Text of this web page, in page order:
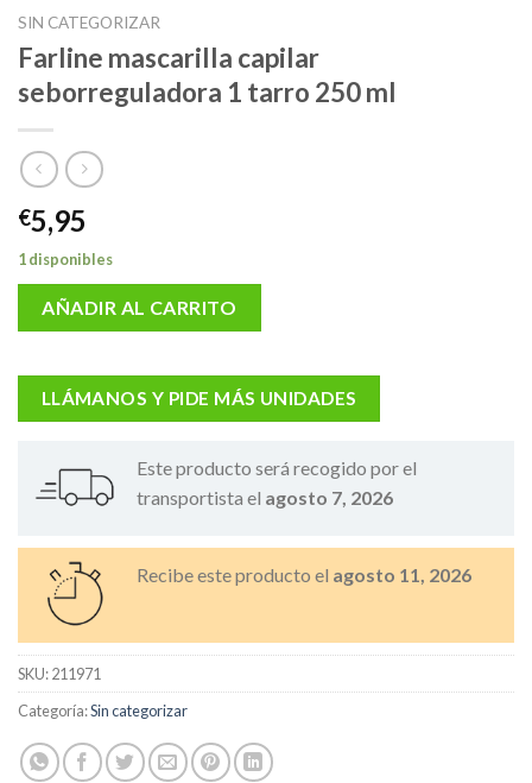
SIN CATEGORIZAR
Farline mascarilla capilar
seborreguladora 1 tarro 250 ml
€5,95
1 disponibles
AÑADIR AL CARRITO
LLÁMANOS Y PIDE MÁS UNIDADES
Este producto será recogido por el
transportista el agosto 7, 2026
Recibe este producto el agosto 11, 2026
SKU:211971
Categoría:Sin categorizar